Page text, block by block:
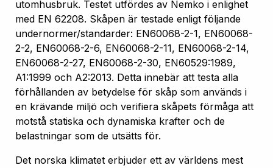
utomhusbruk. Testet utfördes av Nemko i enlighet
med EN 62208. Skåpen är testade enligt följande
undernormer/standarder: EN60068-2-1, EN60068-
2-2, EN60068-2-6, EN60068-2-11, EN60068-2-14,
EN60068-2-27, EN60068-2-30, EN60529:1989,
A1:1999 och A2:2013. Detta innebär att testa alla
förhållanden av betydelse för skåp som används i
en krävande miljö och verifiera skåpets förmåga att
motstå statiska och dynamiska krafter och de
belastningar som de utsätts för.
Det norska klimatet erbjuder ett av världens mest